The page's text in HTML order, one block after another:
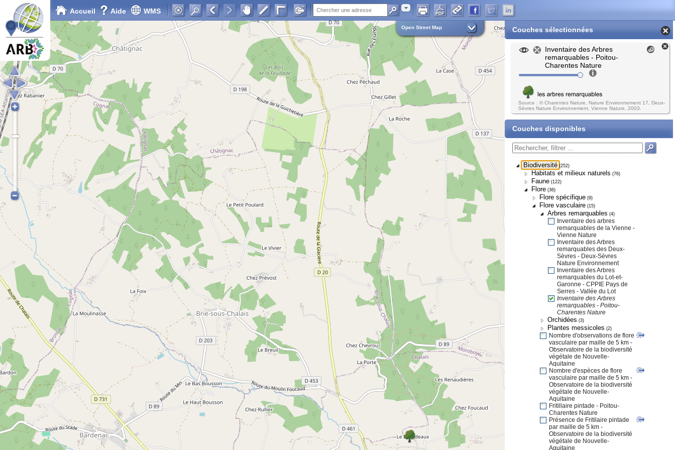
Accueil Aide WMS Adresse
Open Street Map Couches sélectionnées
Inventaire des Arbres
remarquables - Poitou-
Charentes Nature
Source : © Charentes Nature, Nature Environnement 17, Deux-
Sèvres Nature Environnement, Vienne Nature, 2003.
Couches disponibles
Biodiversité (252)
Habitats et milieux naturels (76)
Faune (122)
Flore (36)
Flore spécifique (9)
Flore vasculaire (15)
Arbres remarquables (4)
Inventaire des arbres
remarquables de la Vienne -
Vienne Nature
Inventaire des Arbres
remarquables des Deux-
Sèvres - Deux-Sèvres
Nature Environnement
Inventaire des Arbres
remarquables du Lot-et-
Garonne - CPPIE Pays de
Serres - Vallée du Lot
Inventaire des Arbres
remarquables - Poitou-
Charentes Nature
Orchidées (3)
Plantes messicoles (2)
Nombre d'observations de flore
vasculaire par maille de 5 km -
Observatoire de la biodiversité
végétale de Nouvelle-
Aquitaine
Nombre d'espèces de flore
vasculaire par maille de 5 km -
Observatoire de la biodiversité
végétale de Nouvelle-
Aquitaine
Fritillaire pintade - Poitou-
Charentes Nature
Présence de Fritilaire pintade
par maille de 5 km -
Observatoire de la biodiversité
végétale de Nouvelle-
Aquitaine